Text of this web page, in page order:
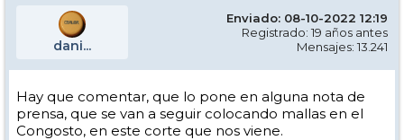
dani...
Enviado: 08-10-2022 12:19
Registrado: 19 años antes
Mensajes: 13.241
Hay que comentar, que lo pone en alguna nota de
prensa, que se van a seguir colocando mallas en el
Congosto, en este corte que nos viene.